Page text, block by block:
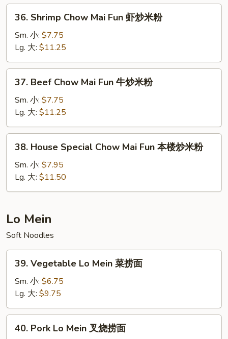
叉
Shrimp
Chow
Mai
Fun
虾
36. Shrimp Chow Mai Fun 虾炒米粉
Sm. 小: $7.75
Lg. 大: $11.25
Beef
Chow
Mai
Fun
牛
37. Beef Chow Mai Fun 牛炒米粉
Sm. 小: $7.75
Lg. 大: $11.25
House
Special
Chow
Mai
本
楼
炒
米
38. House Special Chow Mai Fun 本楼炒米粉
Sm. 小: $7.95
Lg. 大: $11.50
Lo Mein
Soft Noodles
Vegetable
Lo
Mein
菜
捞
39. Vegetable Lo Mein 菜捞面
Sm. 小: $6.75
Lg. 大: $9.75
Pork
40. Pork Lo Mein 叉烧捞面